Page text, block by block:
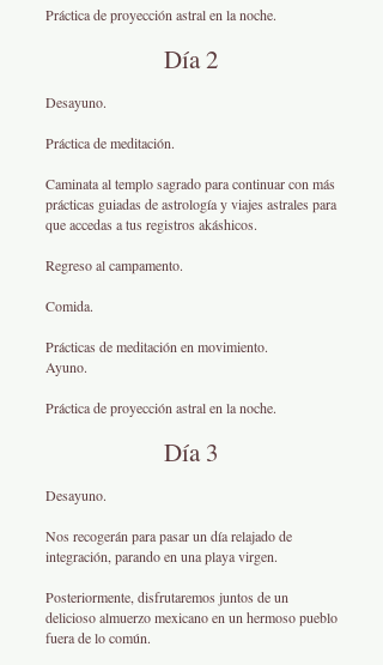
Práctica de proyección astral en la noche.
Día 2
Desayuno.
Práctica de meditación.
Caminata al templo sagrado para continuar con más
prácticas guiadas de astrología y viajes astrales para
que accedas a tus registros akáshicos.
Regreso al campamento.
Comida.
Prácticas de meditación en movimiento.
Ayuno.
Práctica de proyección astral en la noche.
Día 3
Desayuno.
Nos recogerán para pasar un día relajado de
integración, parando en una playa virgen.
Posteriormente, disfrutaremos juntos de un
delicioso almuerzo mexicano en un hermoso pueblo
fuera de lo común.